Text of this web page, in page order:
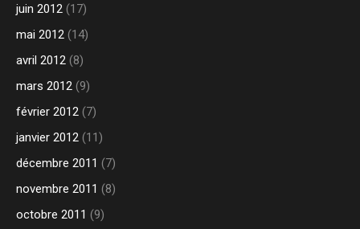
juin 2012 (17)
mai 2012 (14)
avril 2012 (8)
mars 2012 (9)
février 2012 (7)
janvier 2012 (11)
décembre 2011 (7)
novembre 2011 (8)
octobre 2011 (9)